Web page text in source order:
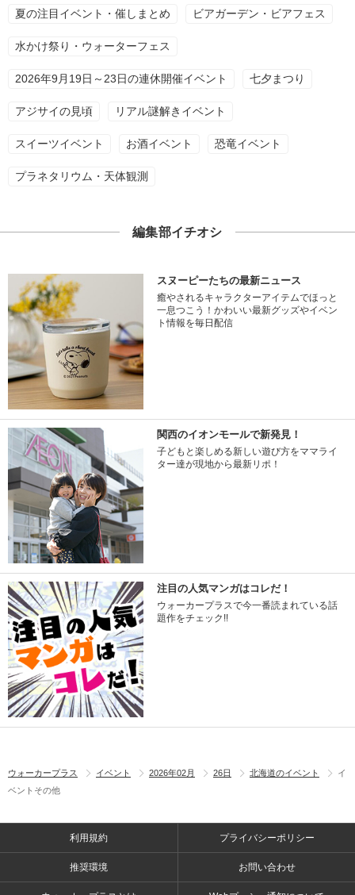
夏の注目イベント・催しまとめ ビアガーデン・ビアフェス
水かけ祭り・ウォーターフェス
2026年9月19日～23日の連休開催イベント 七夕まつり
アジサイの見頃 リアル謎解きイベント
スイーツイベント お酒イベント 恐竜イベント
プラネタリウム・天体観測
編集部イチオシ
スヌーピーたちの最新ニュース
癒やされるキャラクターアイテムでほっと
一息つこう！かわいい最新グッズやイベン
ト情報を毎日配信
関西のイオンモールで新発見！
子どもと楽しめる新しい遊び方をママライ
ター達が現地から最新リポ！
注目の人気マンガはコレだ！
ウォーカープラスで今一番読まれている話
題作をチェック!!
ウォーカープラス イベント 2026年02月 26日 北海道のイベント
イ
ベントその他
利用規約 プライバシーポリシー
推奨環境 お問い合わせ